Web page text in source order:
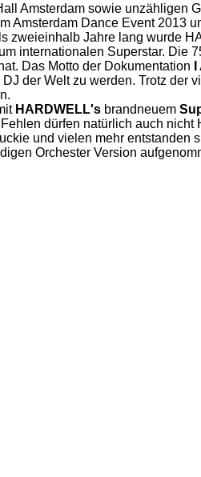
Amsterdam sowie unzähligen
Amsterdam Dance Event 2013
zweieinhalb Jahre lang wurde
internationalen Superstar.
Das Motto der Dokumentation
der Welt zu werden. Trotz
HARDWELL's brandneuem
dürfen natürlich auch
und vielen mehr entstanden
Orchester Version